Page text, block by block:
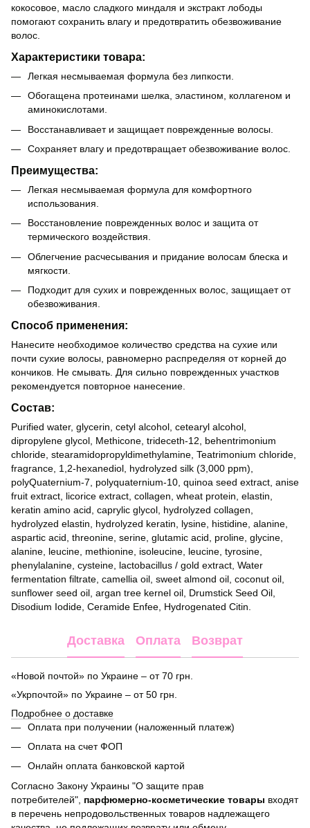
кокосовое, масло сладкого миндаля и экстракт лободы
помогают сохранить влагу и предотвратить обезвоживание
волос.
Характеристики товара:
Легкая несмываемая формула без липкости.
Обогащена протеинами шелка, эластином, коллагеном и
аминокислотами.
Восстанавливает и защищает поврежденные волосы.
Сохраняет влагу и предотвращает обезвоживание волос.
Преимущества:
Легкая несмываемая формула для комфортного
использования.
Восстановление поврежденных волос и защита от
термического воздействия.
Облегчение расчесывания и придание волосам блеска и
мягкости.
Подходит для сухих и поврежденных волос, защищает от
обезвоживания.
Способ применения:
Нанесите необходимое количество средства на сухие или
почти сухие волосы, равномерно распределяя от корней до
кончиков. Не смывать. Для сильно поврежденных участков
рекомендуется повторное нанесение.
Состав:
Purified water, glycerin, cetyl alcohol, cetearyl alcohol,
dipropylene glycol, Methicone, trideceth-12, behentrimonium
chloride, stearamidopropyldimethylamine, Teatrimonium chloride,
fragrance, 1,2-hexanediol, hydrolyzed silk (3,000 ppm),
polyQuaternium-7, polyquaternium-10, quinoa seed extract, anise
fruit extract, licorice extract, collagen, wheat protein, elastin,
keratin amino acid, caprylic glycol, hydrolyzed collagen,
hydrolyzed elastin, hydrolyzed keratin, lysine, histidine, alanine,
aspartic acid, threonine, serine, glutamic acid, proline, glycine,
alanine, leucine, methionine, isoleucine, leucine, tyrosine,
phenylalanine, cysteine, lactobacillus / gold extract, Water
fermentation filtrate, camellia oil, sweet almond oil, coconut oil,
sunflower seed oil, argan tree kernel oil, Drumstick Seed Oil,
Disodium Iodide, Ceramide Enfee, Hydrogenated Citin.
Доставка Оплата Возврат
«Новой почтой» по Украине – от 70 грн.
«Укрпочтой» по Украине – от 50 грн.
Подробнее о доставке
Оплата при получении (наложенный платеж)
Оплата на счет ФОП
Онлайн оплата банковской картой
Согласно Закону Украины "О защите прав
потребителей", парфюмерно-косметические товары входят
в перечень непродовольственных товаров надлежащего